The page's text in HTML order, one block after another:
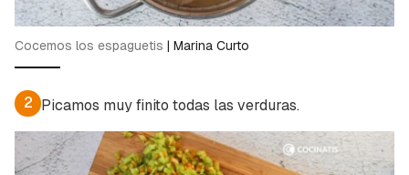
Cocemos los espaguetis | Marina Curto
2 Picamos muy finito todas las verduras.